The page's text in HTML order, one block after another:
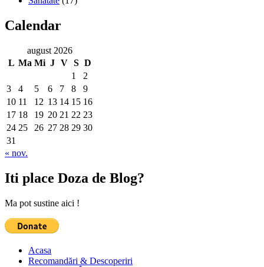
Calendar
august 2026
L Ma Mi J V S D
1
2
3
4 5 6 7 8
9
10 11 12 13 14 15 16
17 18 19 20 21 22 23
24 25 26 27 28 29 30
31
« nov.
Iti place Doza de Blog?
Ma pot sustine aici !
Acasa
Recomandări & Descoperiri